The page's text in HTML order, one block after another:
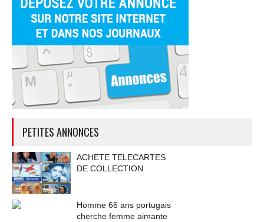
PETITES ANNONCES
ACHETE TELECARTES
DE COLLECTION
Homme 66 ans portugais
cherche femme aimante